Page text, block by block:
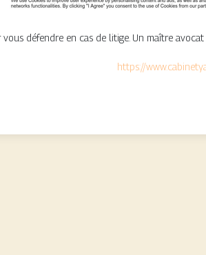
vous défendre en cas de litige. Un maître
https://